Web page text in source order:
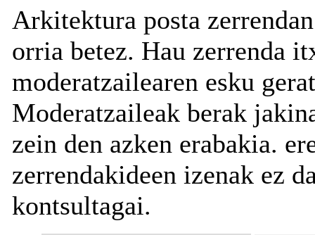
Arkitektura posta
orria betez. Hau zerrenda
moderatzailearen esku
Moderatzaileak berak
zein den azken erabakia.
zerrendakideen izenak ez
kontsultagai.